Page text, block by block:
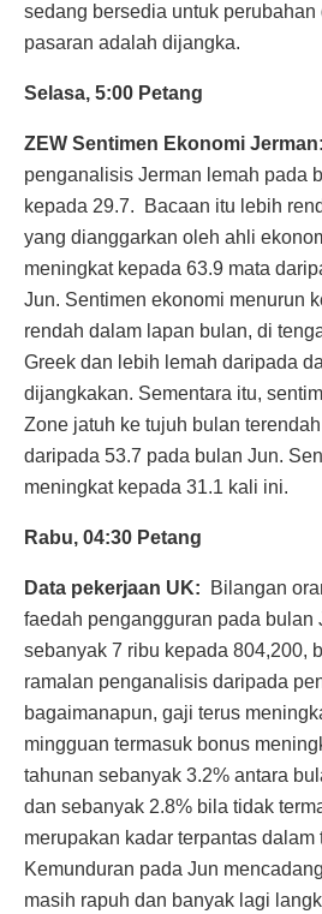
sedang bersedia untuk perubahan
pasaran adalah dijangka.
Selasa, 5:00 Petang
ZEW Sentimen Ekonomi Jerman:
penganalisis Jerman lemah pada
kepada 29.7. Bacaan itu lebih
yang dianggarkan oleh ahli
meningkat kepada 63.9 mata
Jun. Sentimen ekonomi menurun
rendah dalam lapan bulan, di
Greek dan lebih lemah daripada
dijangkakan. Sementara itu,
Zone jatuh ke tujuh bulan
daripada 53.7 pada bulan Jun.
meningkat kepada 31.1 kali ini.
Rabu, 04:30 Petang
Data pekerjaan UK: Bilangan
faedah pengangguran pada bulan
sebanyak 7 ribu kepada 804,200,
ramalan penganalisis daripada
bagaimanapun, gaji terus
mingguan termasuk bonus
tahunan sebanyak 3.2% antara
dan sebanyak 2.8% bila tidak
merupakan kadar terpantas dalam
Kemunduran pada Jun
masih rapuh dan banyak lagi